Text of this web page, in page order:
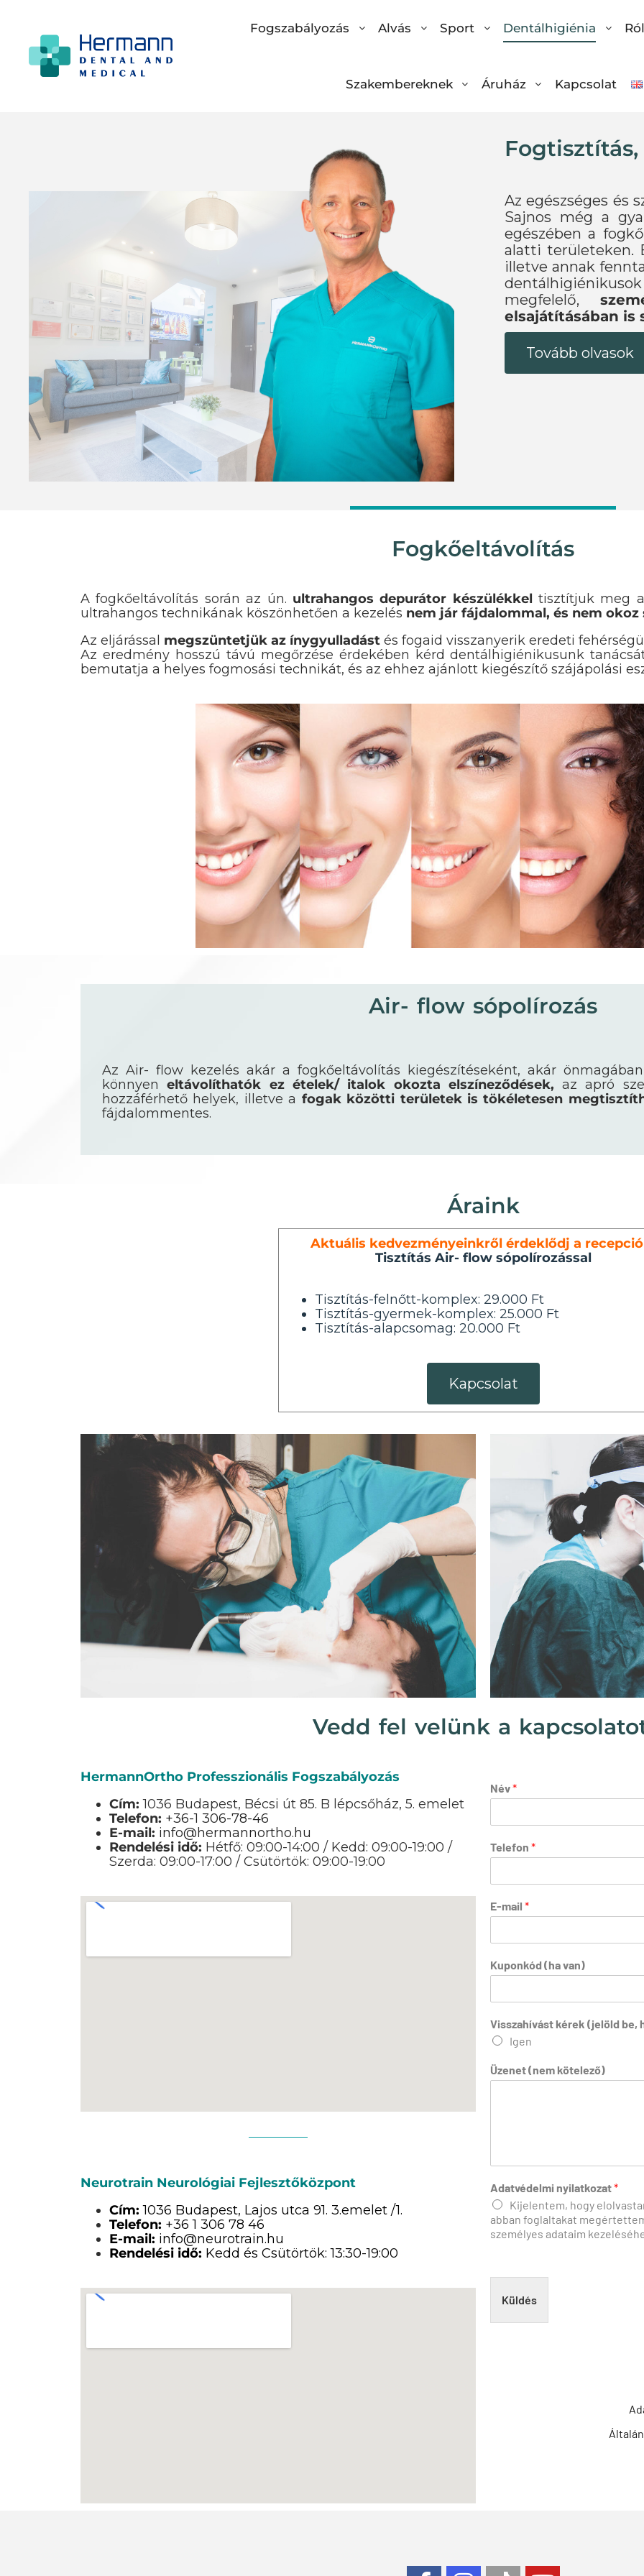
Fogszabályozás Alvás Sport Dentálhigiénia
Szakembereknek Áruház Kapcsolat
Az egészséges és
Sajnos még a
egészében a
alatti területeken.
illetve annak
megfelelő,
elsajátításában is
Tovább olvasok
Fogkőeltávolítás
A fogkőeltávolítás során az ún. ultrahangos depurátor készülékkel tisztítjuk meg
ultrahangos technikának köszönhetően a kezelés nem jár fájdalommal, és nem
Az eljárással megszüntetjük az ínygyulladást és fogaid visszanyerik eredeti
Az eredmény hosszú távú megőrzése érdekében kérd dentálhigiénikusunk
bemutatja a helyes fogmosási technikát, és az ehhez ajánlott kiegészítő szájápolási
Air- flow sópolírozás
Az Air- flow kezelés akár a fogkőeltávolítás kiegészítéseként, akár
könnyeneltávolíthatók ez ételek/ italok okozta elszíneződések, az apró
hozzáférhető helyek, illetve a fogak közötti területek is tökéletesen
fájdalommentes.
Áraink
Aktuális kedvezményeinkről érdeklődj a
Tisztítás Air- flow sópolírozással
Tisztítás-felnőtt-komplex: 29.000 Ft
Tisztítás-gyermek-komplex: 25.000 Ft
Tisztítás-alapcsomag: 20.000 Ft
Kapcsolat
Vedd fel velünk a
HermannOrtho Professzionális Fogszabályozás
Cím: 1036 Budapest, Bécsi út 85. B lépcsőház, 5. emelet
Telefon: +36-1 306-78-46
E-mail: info@hermannortho.hu
Rendelési idő: Hétfő: 09:00-14:00 / Kedd: 09:00-19:00 /
Szerda: 09:00-17:00 / Csütörtök: 09:00-19:00
Neurotrain Neurológiai Fejlesztőközpont
Cím: 1036 Budapest, Lajos utca 91. 3.emelet /1.
Telefon: +36 1 306 78 46
E-mail: info@neurotrain.hu
Rendelési idő: Kedd és Csütörtök: 13:30-19:00
Név*
Telefon *
a
j
l
l
v
a
)
E-mail *
Kuponkód (ha van)
Visszahívást kérek (jelöld be,
Igen
Üzenet (nem kötelező)
Adatvédelmi nyilatkozat*
Kijelentem, hogy
abban foglaltakat
személyes adataim
Küldés